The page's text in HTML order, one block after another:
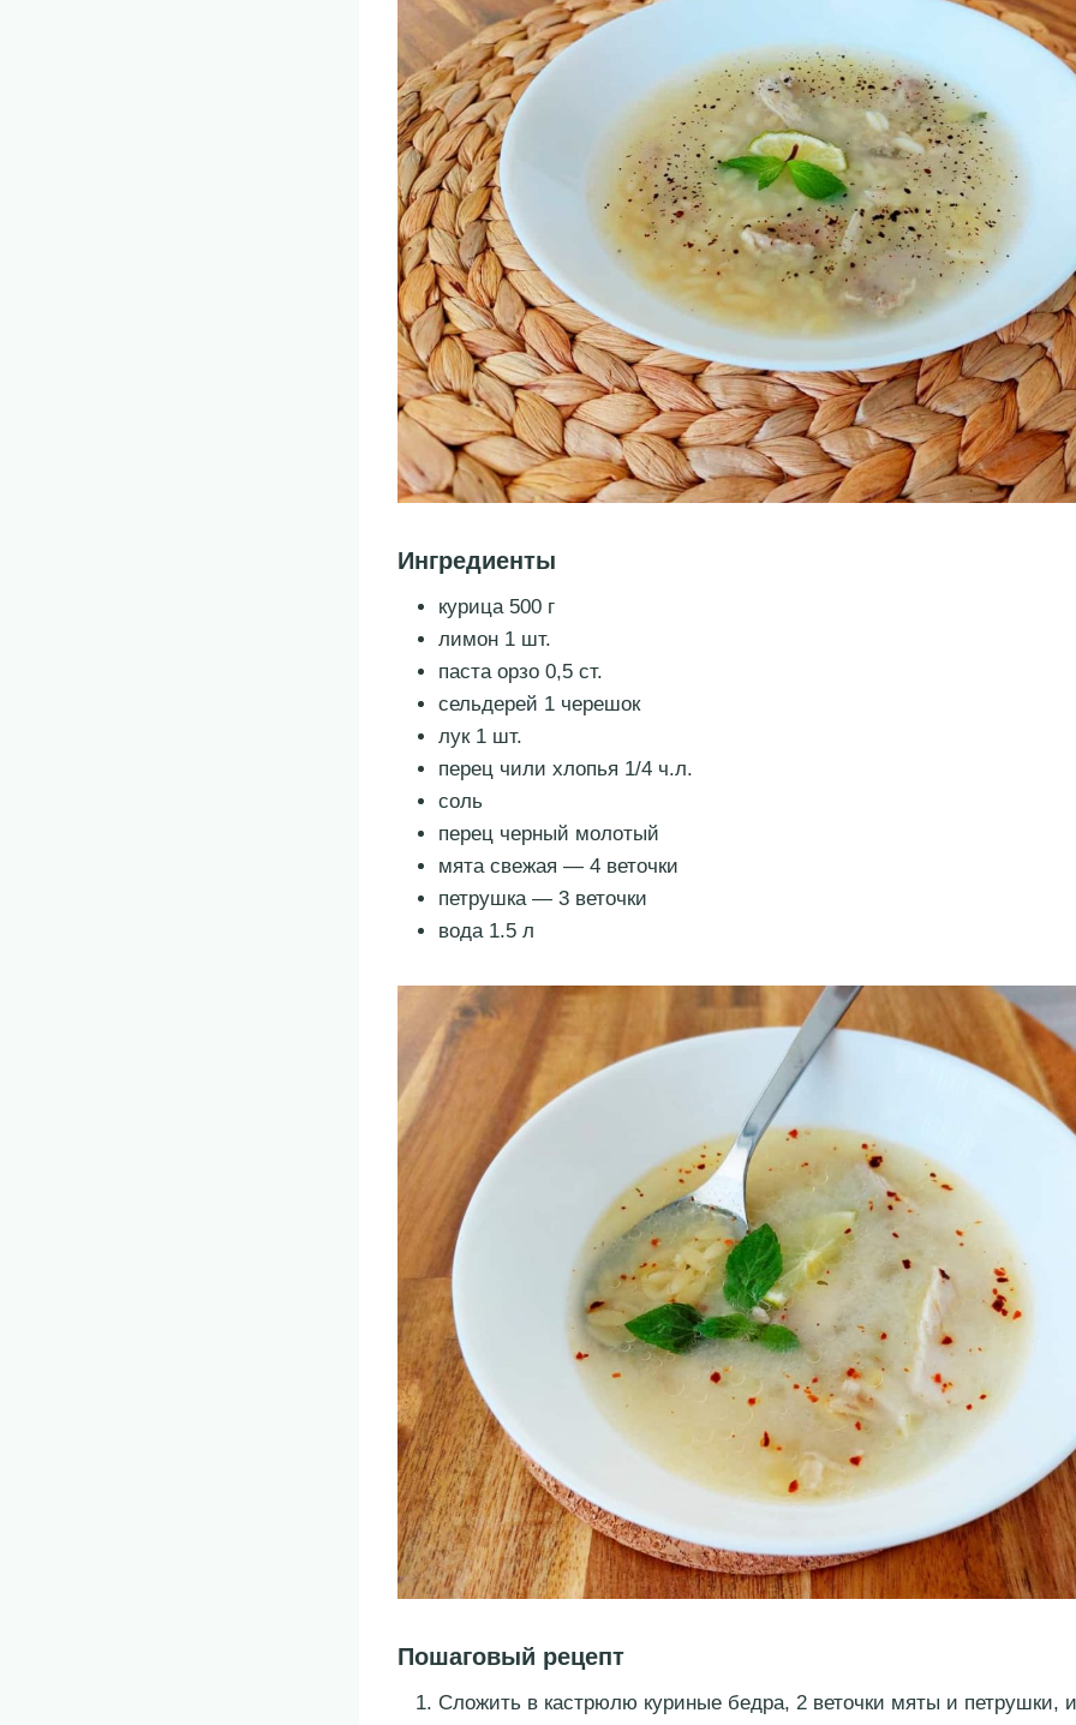
Ингредиенты
курица 500 г
лимон 1 шт.
паста орзо 0,5 ст.
сельдерей 1 черешок
лук 1 шт.
перец чили хлопья 1/4 ч.л.
соль
перец черный молотый
мята свежая — 4 веточки
петрушка — 3 веточки
вода 1.5 л
Пошаговый рецепт
Сложить в кастрюлю куриные бедра, 2 веточки мяты и петрушки,